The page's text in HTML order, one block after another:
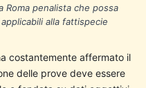
Roma penalista che possa
alla fattispecie
costantemente affermato il
delle prove deve essere